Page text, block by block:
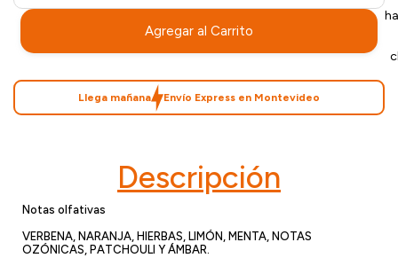
Agregar al Carrito
Llega mañana Envío Express en Montevideo
Descripción
Notas olfativas
VERBENA, NARANJA, HIERBAS, LIMÓN, MENTA, NOTAS
OZÓNICAS, PATCHOULI Y ÁMBAR.